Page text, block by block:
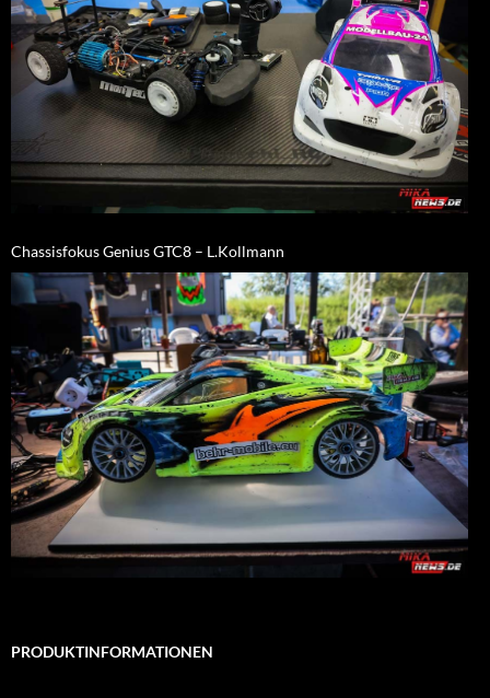
Chassisfokus Genius GTC8 – L.Kollmann
PRODUKTINFORMATIONEN